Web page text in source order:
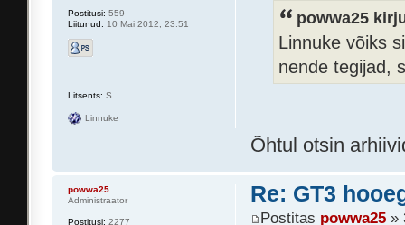
powwa25
Linnuke võiks
nende tegijad,
Õhtul otsin
Postitusi: 559
Liitunud: 10 Mai 2012, 23:51
Litsents: S
Linnuke
Re: GT3
Postitas powwa25 »
powwa25
Administraator
Postitusi: 2277